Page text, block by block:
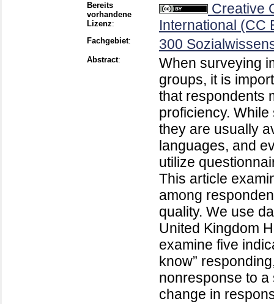
Bereits
vorhandene
Lizenz:
Creative
International (CC
Fachgebiet: 300
Abstract:
When surveying
groups, it is
that respondents
proficiency.
they are usually
languages, and
utilize
This article
among
quality. We use
United Kingdom
examine five
know”
nonresponse to
change in